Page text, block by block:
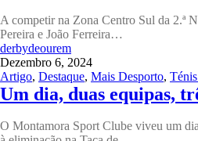
A competir na Zona Centro Sul da 2.ª
Pereira e João Ferreira…
derbydeourem
Dezembro 6, 2024
Artigo, Destaque, Mais Desporto,
Um dia, duas equipas,
O Montamora Sport Clube viveu um